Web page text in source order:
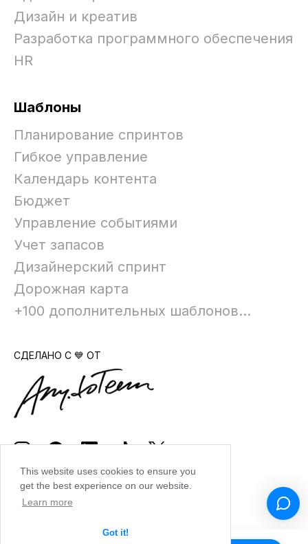
This website uses cookies to ensure you
get the best experience on our website.
Learn more
Got it!
Дизайн и креатив
Разработка программного обеспечения
HR
Шаблоны
Планирование спринтов
Гибкое управление
Календарь контента
Бюджет
Управление событиями
Учет запасов
Дизайнерский спринт
Дорожная карта
+100 дополнительных шаблонов...
СДЕЛАНО С 💙 ОТ